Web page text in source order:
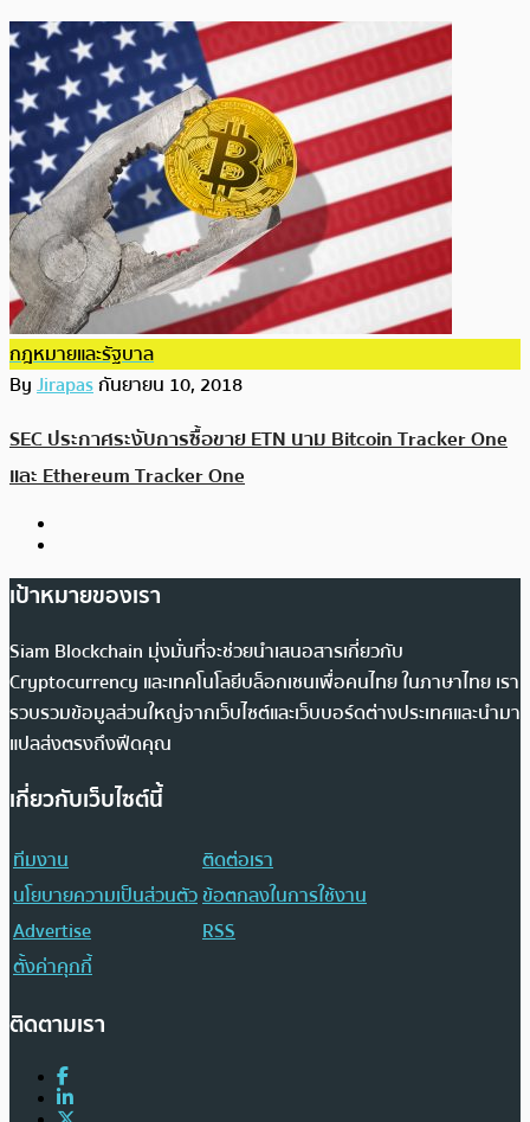
กฎหมายและรัฐบาล
ByJirapasกันยายน 10, 2018
SEC ประกาศระงับการซื้อขาย ETN นาม Bitcoin Tracker One
และ Ethereum Tracker One
เป้าหมายของเรา
Siam Blockchain มุ่งมั่นที่จะช่วยนำเสนอสารเกี่ยวกับ
Cryptocurrency และเทคโนโลยีบล็อกเชนเพื่อคนไทย ในภาษาไทย เรา
รวบรวมข้อมูลส่วนใหญ่จากเว็บไซต์และเว็บบอร์ดต่างประเทศและนำมา
แปลส่งตรงถึงฟีดคุณ
เกี่ยวกับเว็บไซต์นี้
ทีมงาน
ติดต่อเรา
นโยบายความเป็นส่วนตัวข้อตกลงในการใช้งาน
Advertise
RSS
ตั้งค่าคุกกี้
ติดตามเรา